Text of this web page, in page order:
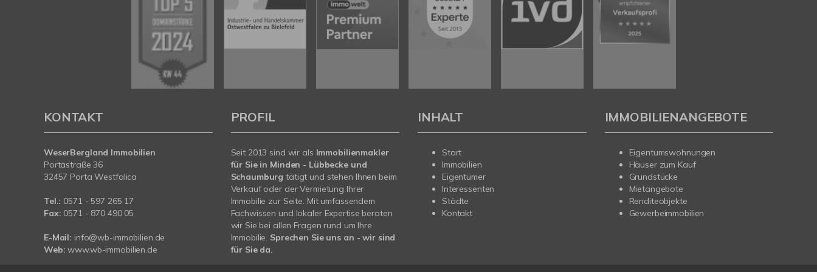
KONTAKT
WeserBergland Immobilien
Portastraße 36
32457 Porta Westfalica
Tel.: 0571 - 597 265 17
Fax: 0571 - 870 490 05
E-Mail: info@wb-immobilien.de
Web: www.wb-immobilien.de
PROFIL
Seit 2013 sind wir als Immobilienmakler
für Sie in Minden - Lübbecke und
Schaumburgtätigt und stehen Ihnen beim
Verkauf oder der Vermietung Ihrer
Immobilie zur Seite. Mit umfassendem
Fachwissen und lokaler Expertise beraten
wir Sie bei allen Fragen rund um Ihre
Immobilie. Sprechen Sie uns an - wir sind
für Sie da.
INHALT
Start
Immobilien
Eigentümer
Interessenten
Städte
Kontakt
IMMOBILIENANGEBOTE
Eigentumswohnungen
Häuser zum Kauf
Grundstücke
Mietangebote
Renditeobjekte
Gewerbeimmobilien